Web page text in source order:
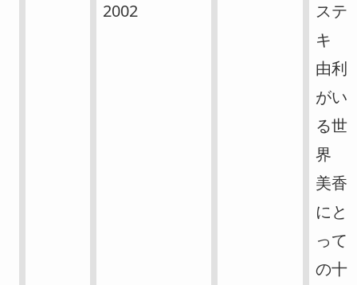
2002
ステ
キ
由利
がい
る世
界
美香
にと
って
の十